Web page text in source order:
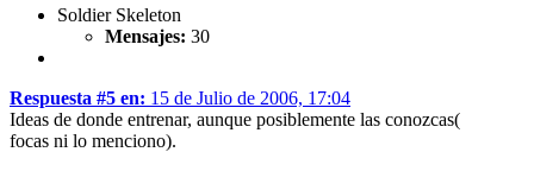
Soldier Skeleton
Mensajes: 30
Respuesta #5 en: 15 de Julio de 2006, 17:04
Ideas de donde entrenar, aunque posiblemente las conozcas(
focas ni lo menciono).